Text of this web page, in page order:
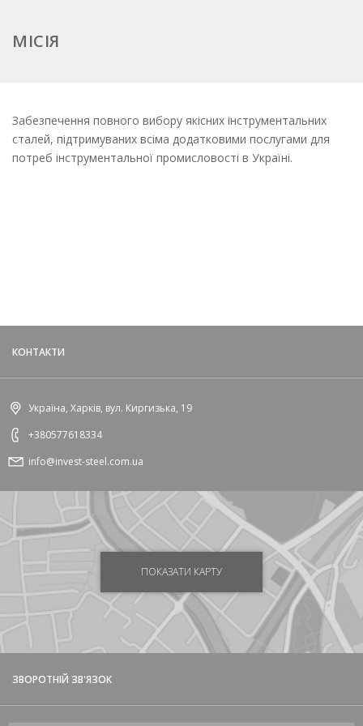
МІСІЯ
Забезпечення повного вибору якісних інструментальних
сталей, підтримуваних всіма додатковими послугами для
потреб інструментальної промисловості в Україні.
КОНТАКТИ
Україна, Харків, вул. Киргизька, 19
+380577618334
info@invest-steel.com.ua
ПОКАЗАТИ КАРТУ
ЗВОРОТНІЙ ЗВ'ЯЗОК